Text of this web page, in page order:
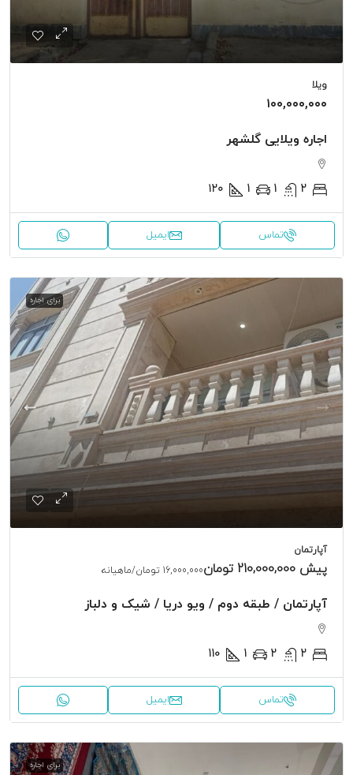
ویلا
۱۰۰,۰۰۰,۰۰۰
اجاره ویلایی گلشهر
2
1
1 ۱۲۰
تماس ایمیل
برای اجاره
آپارتمان
پیش 210,000,000 تومان 16,000,000 تومان /ماهیانه
آپارتمان / طبقه دوم / ویو دریا / شیک و دلباز
2
2
1
110
تماس ایمیل
برای اجاره